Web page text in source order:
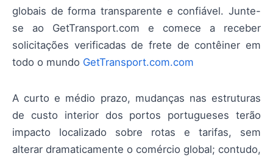
globais de forma transparente e confiável. Junte-
se ao GetTransport.com e comece a receber
solicitações verificadas de frete de contêiner em
todo o mundo GetTransport.com.com
A curto e médio prazo, mudanças nas estruturas
de custo interior dos portos portugueses terão
impacto localizado sobre rotas e tarifas, sem
alterar dramaticamente o comércio global; contudo,